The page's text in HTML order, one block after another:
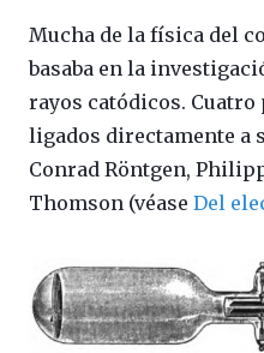
Mucha de la física del
basaba en la
rayos catódicos.
ligados directamente a
Conrad Röntgen,
Thomson (véase Del